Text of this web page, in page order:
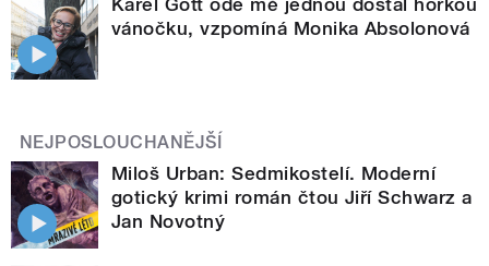
Karel Gott ode mě jednou dostal hořkou
vánočku, vzpomíná Monika Absolonová
NEJPOSLOUCHANĚJŠÍ
Miloš Urban: Sedmikostelí. Moderní
gotický krimi román čtou Jiří Schwarz a
Jan Novotný